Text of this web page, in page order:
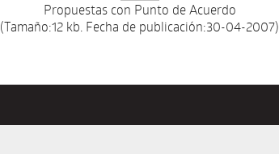
Propuestas con Punto de Acuerdo
(Tamaño:12 kb. Fecha de publicación:30-04-2007)